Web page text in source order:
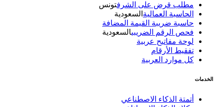
مطلب قرض على الشرف تونس
الحاسبة العماليةالسعودية
حاسبة ضريبة القيمة المضافة
فحص الرقم الضريبيالسعودية
لوحة مفاتيح عربية
تفقيط الأرقام
كل موارد العربية
الخدمات
أتمتة الذكاء الاصطناعي